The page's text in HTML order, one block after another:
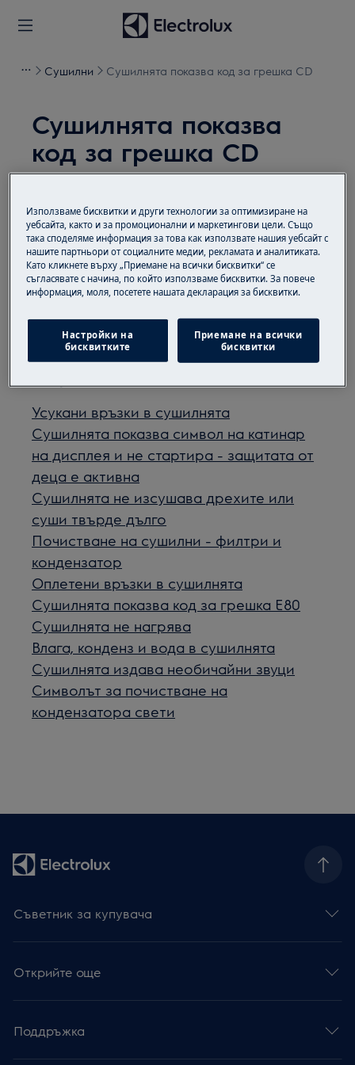
Сушилни Сушилнята показва код за грешка СD
Сушилнята показва
код за грешка СD
Ако сушилнята показва код за грешка СD, има
проблем със заключването на вратата. Ако
вратата е затворена правилно, обърнете се
към оторизиран сервизен център.
Усукани връзки в сушилнята
Сушилнята показва символ на катинар
на дисплея и не стартира - защитата от
деца е активна
Сушилнята не изсушава дрехите или
суши твърде дълго
Почистване на сушилни - филтри и
кондензатор
Оплетени връзки в сушилнята
Сушилнята показва код за грешка Е80
Сушилнята не нагрява
Влага, конденз и вода в сушилнята
Сушилнята издава необичайни звуци
Символът за почистване на
кондензатора свети
Съветник за купувача
Открийте още
Поддръжка
Използваме бисквитки и други технологии за оптимизиране на
уебсайта, както и за промоционални и маркетингови цели. Също
така споделяме информация за това как използвате нашия уебсайт с
нашите партньори от социалните медии, рекламата и аналитиката.
Като кликнете върху „Приемане на всички бисквитки“ се
съгласявате с начина, по който използваме бисквитки. За повече
информация, моля, посетете нашата декларация за бисквитки.
Настройки на
бисквитките
Приемане на всички
бисквитки